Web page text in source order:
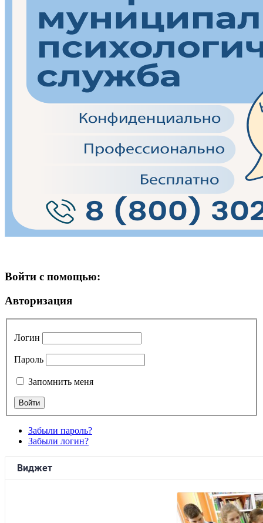
Войти с помощью:
Авторизация
Логин
Пароль
Запомнить меня
Забыли пароль?
Забыли логин?